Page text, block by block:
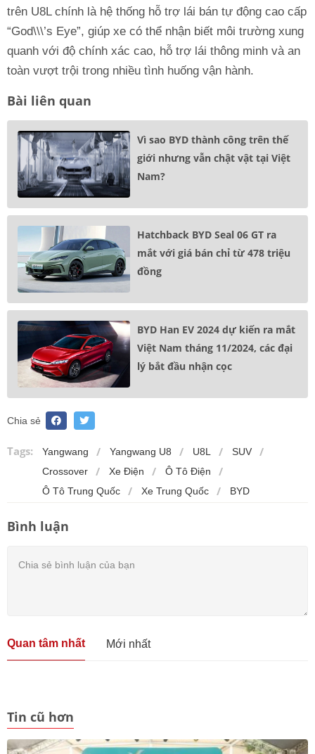
trên U8L chính là hệ thống hỗ trợ lái bán tự động cao cấp
“God\\\’s Eye”, giúp xe có thể nhận biết môi trường xung
quanh với độ chính xác cao, hỗ trợ lái thông minh và an
toàn vượt trội trong nhiều tình huống vận hành.
Bài liên quan
Vì sao BYD thành công trên thế
giới nhưng vẫn chật vật tại Việt
Nam?
Hatchback BYD Seal 06 GT ra
mắt với giá bán chỉ từ 478 triệu
đồng
BYD Han EV 2024 dự kiến ra mắt
Việt Nam tháng 11/2024, các đại
lý bắt đầu nhận cọc
Chia sẻ
Tags: Yangwang Yangwang U8 U8L
SUV
Crossover
Xe Điện
Ô Tô Điện
Ô Tô Trung Quốc
Xe Trung Quốc BYD
Bình luận
Quan tâm nhất Mới nhất
Tin cũ hơn